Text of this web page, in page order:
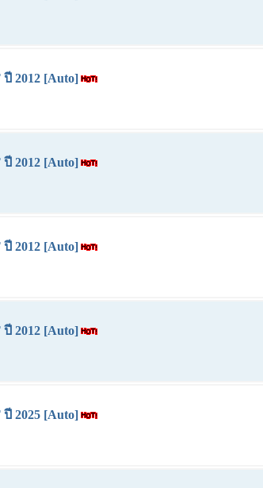
2012 [Auto]
2012 [Auto]
2012 [Auto]
2012 [Auto]
2025 [Auto]